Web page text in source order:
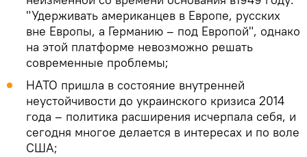
"Удерживать американцев в Европе, русских
вне Европы, а Германию – под Европой", однако
на этой платформе невозможно решать
современные проблемы;
НАТО пришла в состояние внутренней
неустойчивости до украинского кризиса 2014
года – политика расширения исчерпала себя, и
сегодня многое делается в интересах и по воле
США;